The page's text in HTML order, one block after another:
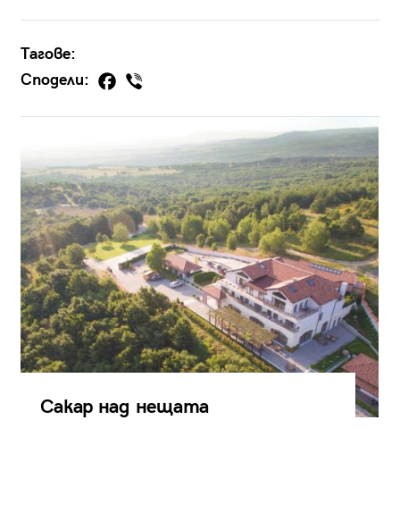
Тагове:
Сподели:
Сакар над нещата